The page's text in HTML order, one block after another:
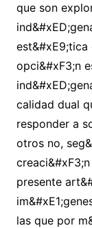
que son
est&#xE9;tica
opci&#xF3;n
calidad dual
responder a
otros no,
presente
las que por